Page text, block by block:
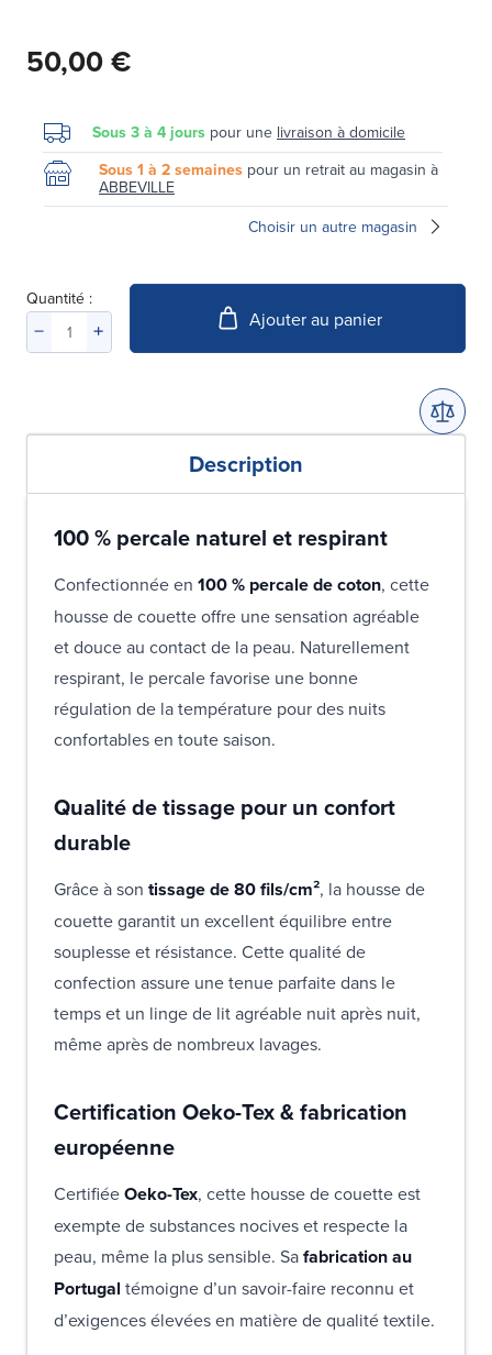
50,00 €
Sous 3 à 4 jours pour une livraison à domicile
Sous 1 à 2 semaines pour un retrait au magasin à
ABBEVILLE
Choisir un autre magasin
Quantité :
Ajouter au panier
Description
100 % percale naturel et respirant
Confectionnée en 100 % percale de coton, cette
housse de couette offre une sensation agréable
et douce au contact de la peau. Naturellement
respirant, le percale favorise une bonne
régulation de la température pour des nuits
confortables en toute saison.
Qualité de tissage pour un confort
durable
Grâce à son tissage de 80 fils/cm², la housse de
couette garantit un excellent équilibre entre
souplesse et résistance. Cette qualité de
confection assure une tenue parfaite dans le
temps et un linge de lit agréable nuit après nuit,
même après de nombreux lavages.
Certification Oeko-Tex & fabrication
européenne
CertifiéeOeko-Tex, cette housse de couette est
exempte de substances nocives et respecte la
peau, même la plus sensible. Safabrication au
Portugal témoigne d’un savoir-faire reconnu et
d’exigences élevées en matière de qualité textile.